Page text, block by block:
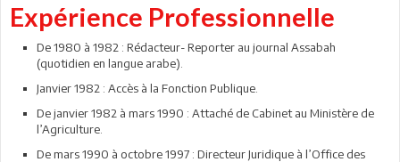
Expérience Professionnelle
De 1980 à 1982 : Rédacteur- Reporter au journal Assabah
(quotidien en langue arabe).
Janvier 1982 : Accès à la Fonction Publique.
De janvier 1982 à mars 1990 : Attaché de Cabinet au Ministère de
l’Agriculture.
De mars 1990 à octobre 1997 : Directeur Juridique à l’Office des